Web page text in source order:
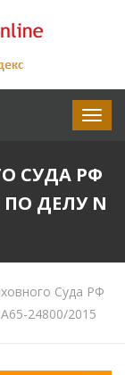
СУДА РФ
ПО ДЕЛУ N
Суда РФ
24800/2015